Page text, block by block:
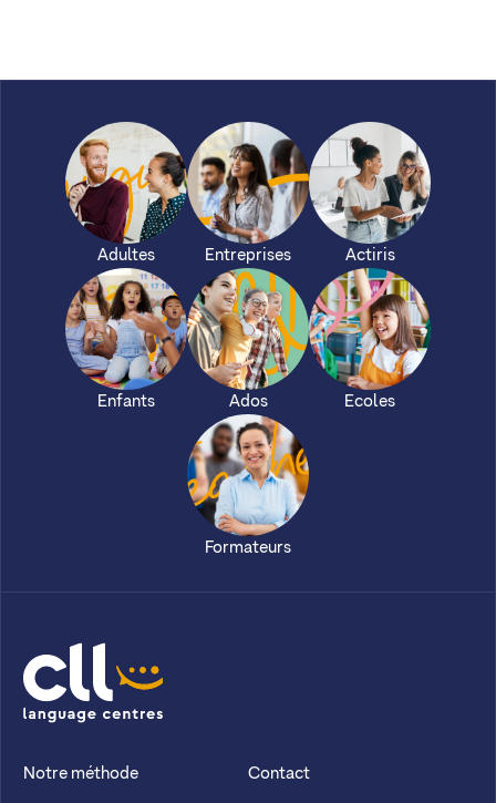
Adultes Entreprises Actiris
Enfants Ados Ecoles
Formateurs
CLL
Notre méthode Contact